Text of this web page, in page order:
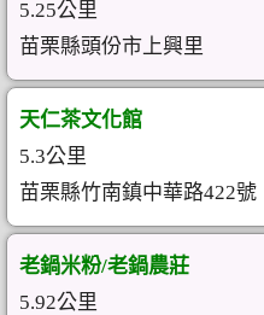
5.25公里
苗栗縣頭份市上興里
天仁茶文化館
5.3公里
苗栗縣竹南鎮中華路422號
老鍋米粉/老鍋農莊
5.92公里